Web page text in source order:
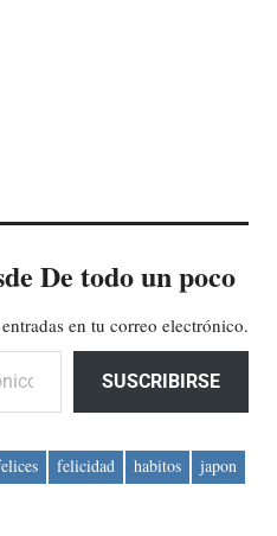
De todo un poco
en tu correo electrónico.
SUSCRIBIRSE
felicidad habitos
japon